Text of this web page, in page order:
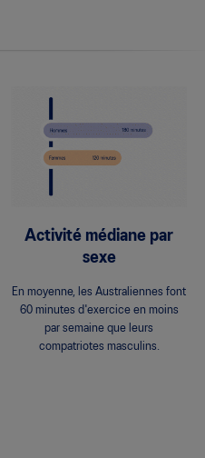
Activité médiane par
sexe
En moyenne, les Australiennes font
60 minutes d'exercice en moins
par semaine que leurs
compatriotes masculins.